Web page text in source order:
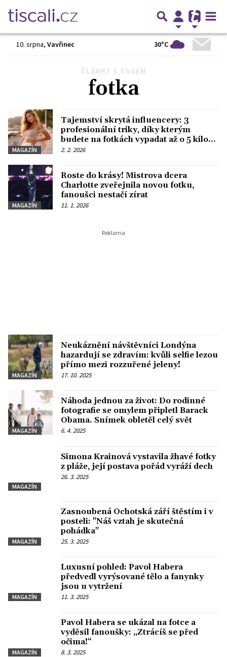
10. srpna, Vavřinec 30°C
ČLÁNKY S TAGEM
fotka
MAGAZÍN
Tajemství skrytá influencery: 3
profesionální triky, díky kterým
budete na fotkách vypadat až o 5 kilo
štíhlejší
2. 2. 2026
MAGAZÍN
Roste do krásy! Mistrova dcera
Charlotte zveřejnila novou fotku,
fanoušci nestačí zírat
11. 1. 2026
MAGAZÍN
Neukáznění návštěvníci Londýna
hazardují se zdravím: kvůli selfie lezou
přímo mezi rozzuřené jeleny!
17. 10. 2025
MAGAZÍN
Náhoda jednou za život: Do rodinné
fotografie se omylem připletl Barack
Obama. Snímek obletěl celý svět
6. 4. 2025
MAGAZÍN
Simona Krainová vystavila žhavé fotky
z pláže, její postava pořád vyráží dech
26. 3. 2025
MAGAZÍN
Zasnoubená Ochotská září štěstím i v
posteli: "Náš vztah je skutečná
pohádka"
25. 3. 2025
MAGAZÍN
Luxusní pohled: Pavol Habera
předvedl vyrýsované tělo a fanynky
jsou u vytržení
11. 3. 2025
MAGAZÍN
Pavol Habera se ukázal na fotce a
vyděsil fanoušky: „Ztrácíš se před
očima!“
8. 3. 2025
Další